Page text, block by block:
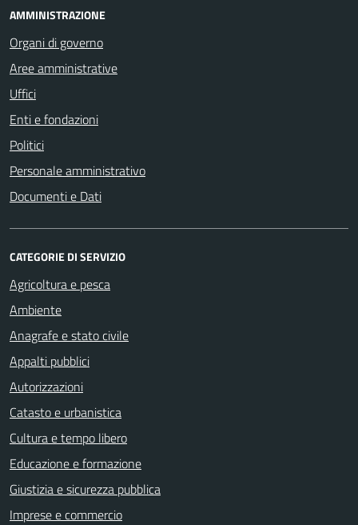
AMMINISTRAZIONE
Organi di governo
Aree amministrative
Uffici
Enti e fondazioni
Politici
Personale amministrativo
Documenti e Dati
CATEGORIE DI SERVIZIO
Agricoltura e pesca
Ambiente
Anagrafe e stato civile
Appalti pubblici
Autorizzazioni
Catasto e urbanistica
Cultura e tempo libero
Educazione e formazione
Giustizia e sicurezza pubblica
Imprese e commercio